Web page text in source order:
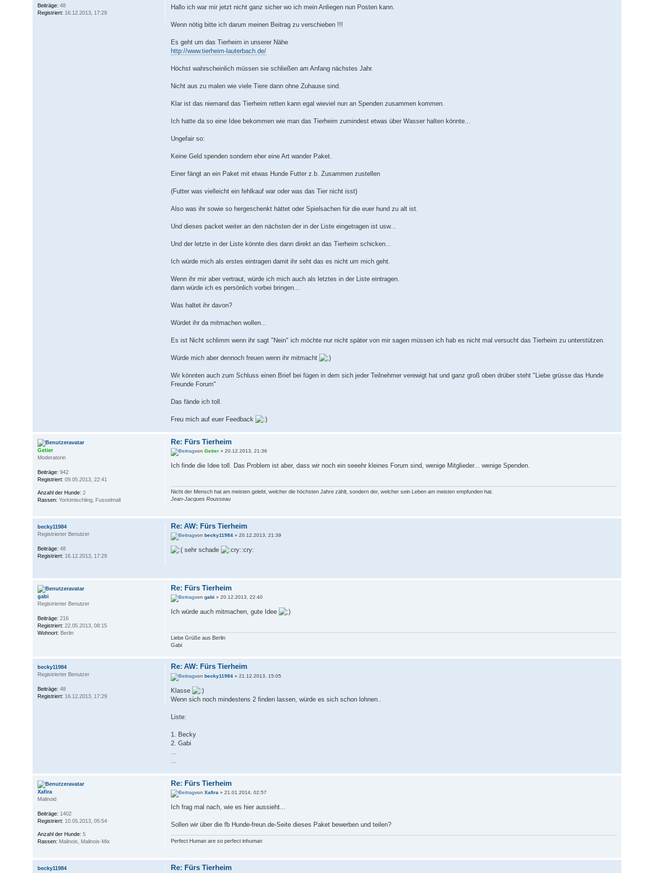
Hallo ich war mir jetzt nicht ganz sicher wo ich mein Anliegen nun Posten kann.
Wenn nötig bitte ich darum meinen Beitrag zu verschieben !!!
Es geht um das Tierheim in unserer Nähe
http://www.tierheim-lauterbach.de/
Höchst wahrscheinlich müssen sie schließen am Anfang nächstes Jahr.
Nicht aus zu malen wie viele Tiere dann ohne Zuhause sind.
Klar ist das niemand das Tierheim retten kann egal wieviel nun an Spenden zusammen kommen.
Ich hatte da so eine Idee bekommen wie man das Tierheim zumindest etwas über Wasser halten könnte...
Ungefair so:
Keine Geld spenden sondern eher eine Art wander Paket.
Einer fängt an ein Paket mit etwas Hunde Futter z.b. Zusammen zustellen
(Futter was vielleicht ein fehlkauf war oder was das Tier nicht isst)
Also was ihr sowie so hergeschenkt hättet oder Spielsachen für die euer hund zu alt ist.
Und dieses packet weiter an den nächsten der in der Liste eingetragen ist usw...
Und der letzte in der Liste könnte dies dann direkt an das Tierheim schicken...
Ich würde mich als erstes eintragen damit ihr seht das es nicht um mich geht.
Wenn ihr mir aber vertraut, würde ich mich auch als letztes in der Liste eintragen.
dann würde ich es persönlich vorbei bringen...
Was haltet ihr davon?
Würdet ihr da mitmachen wollen...
Es ist Nicht schlimm wenn ihr sagt "Nein" ich möchte nur nicht später von mir sagen müssen ich hab es nicht mal versucht das Tierheim zu unterstützen.
Würde mich aber dennoch freuen wenn ihr mitmacht
Wir könnten auch zum Schluss einen Brief bei fügen in dem sich jeder Teilnehmer verewigt hat und ganz groß oben drüber steht "Liebe grüsse das Hunde
Freunde Forum"
Das fände ich toll.
Freu mich auf euer Feedback
Beiträge: 48
Registriert: 16.12.2013, 17:29
Re: Fürs Tierheim
von Getier» 20.12.2013, 21:36
Ich finde die Idee toll. Das Problem ist aber, dass wir noch ein seeehr kleines Forum sind, wenige Mitglieder... wenige Spenden.
Nicht der Mensch hat am meisten gelebt, welcher die höchsten Jahre zählt, sondern der, welcher sein Leben am meisten empfunden hat.
Jean-Jacques Rousseau
Getier
Moderatorin
Beiträge: 942
Registriert: 09.05.2013, 22:41
Anzahl der Hunde: 2
Rassen: Yorkimischling, Fusselmali
Re: AW: Fürs Tierheim
von becky11984» 20.12.2013, 21:39
sehr schade :cry:
becky11984
Registrierter Benutzer
Beiträge: 48
Registriert: 16.12.2013, 17:29
Re: Fürs Tierheim
von gabi » 20.12.2013, 22:40
Ich würde auch mitmachen, gute Idee
Liebe Grüße aus Berlin
Gabi
gabi
Registrierter Benutzer
Beiträge: 216
Registriert: 22.05.2013, 08:15
Wohnort: Berlin
Re: AW: Fürs Tierheim
von becky11984» 21.12.2013, 15:05
Klasse
Wenn sich noch mindestens 2 finden lassen, würde es sich schon lohnen..
Liste:
1. Becky
2. Gabi
becky11984
Registrierter Benutzer
Beiträge: 48
Registriert: 16.12.2013, 17:29
Re: Fürs Tierheim
von Xafira» 21.01.2014, 02:57
Ich frag mal nach, wie es hier aussieht...
Sollen wir über die fb Hunde-freun.de-Seite dieses Paket bewerben und teilen?
Perfect Human are so perfect inhuman
Xafira
Malinoid
Beiträge: 1402
Registriert: 10.05.2013, 05:54
Anzahl der Hunde: 5
Rassen: Malinois, Malinois-Mix
Re: Fürs Tierheim
becky11984